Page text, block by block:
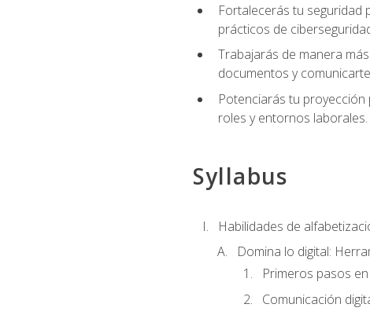
Fortalecerás tu seguridad
prácticos de
Trabajarás de manera
documentos y
Potenciarás tu
roles y entornos laborales.
Syllabus
Habilidades de
Domina lo digital:
Primeros pasos
Comunicación